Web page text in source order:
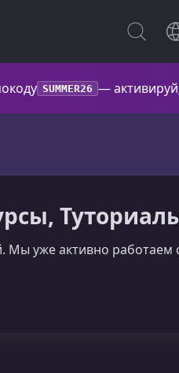
SUMMER26 — активируй
Мы уже активно работаем